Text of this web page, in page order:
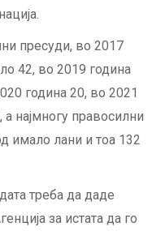
пресуди, во 2017
42, во 2019 година
година 20, во 2021
најмногу правосилни
имало лани и тоа 132
треба да даде
за истата да го